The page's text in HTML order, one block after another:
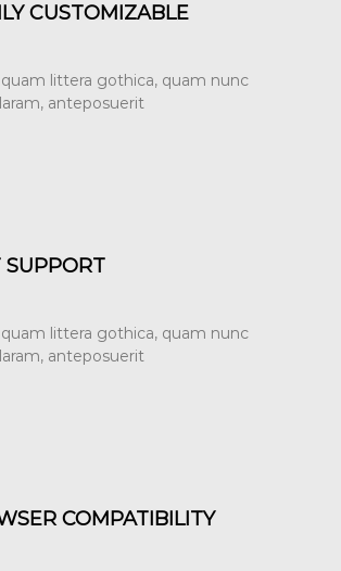
CUSTOMIZABLE
littera gothica, quam nunc
anteposuerit
SUPPORT
littera gothica, quam nunc
anteposuerit
COMPATIBILITY